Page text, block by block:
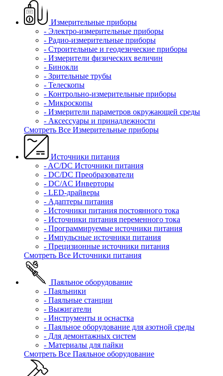
Измерительные приборы
- Электро-измерительные приборы
- Радио-измерительные приборы
- Строительные и геодезические приборы
- Измерители физических величин
- Бинокли
- Зрительные трубы
- Телескопы
- Контрольно-измерительные приборы
- Микроскопы
- Измерители параметров окружающей среды
- Аксессуары и принадлежности
Смотреть Все Измерительные приборы
Источники питания
- AC/DC Источники питания
- DC/DC Преобразователи
- DC/AC Инверторы
- LED-драйверы
- Адаптеры питания
- Источники питания постоянного тока
- Источники питания переменного тока
- Программируемые источники питания
- Импульсные источники питания
- Прецизионные источники питания
Смотреть Все Источники питания
Паяльное оборудование
- Паяльники
- Паяльные станции
- Выжигатели
- Инструменты и оснастка
- Паяльное оборудование для азотной среды
- Для демонтажных систем
- Материалы для пайки
Смотреть Все Паяльное оборудование